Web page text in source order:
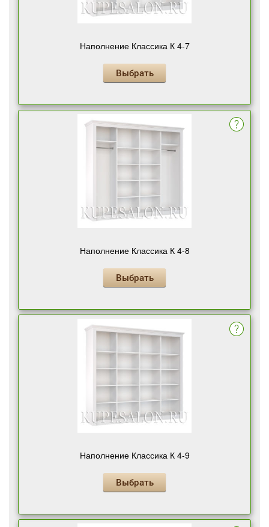
Наполнение Классика К 4-7
Выбрать
Наполнение Классика К 4-8
Выбрать
Наполнение Классика К 4-9
Выбрать